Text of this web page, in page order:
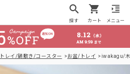
探す カート メニュー
トレイ/鍋敷き/コースター お盆/トレイ iwakagu/木